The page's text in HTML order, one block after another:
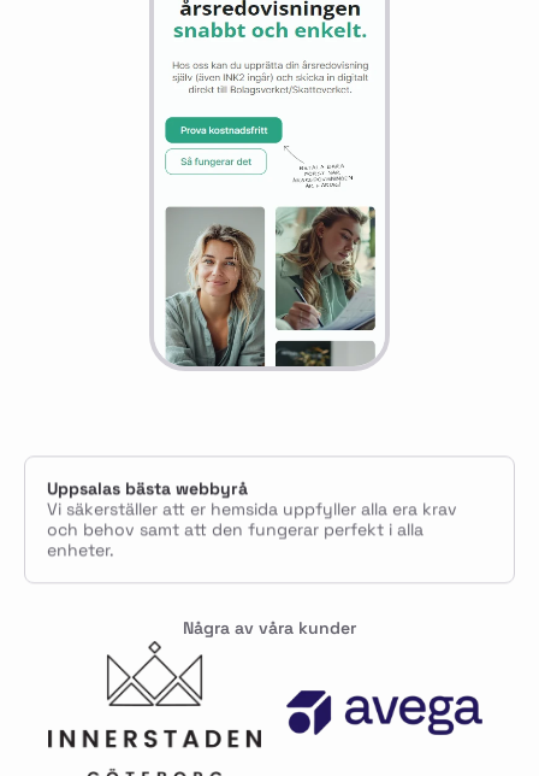
Uppsalas bästa webbyrå
Vi säkerställer att er hemsida uppfyller alla era krav
och behov samt att den fungerar perfekt i alla
enheter.
Några av våra kunder